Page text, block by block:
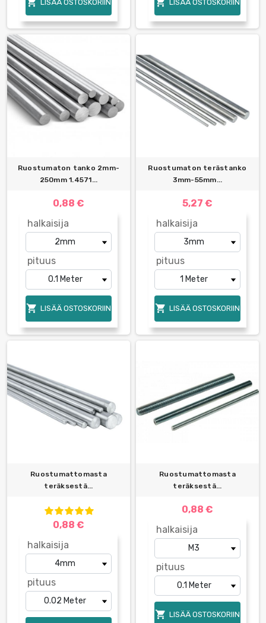
LISÄÄ OSTOSKORIIN LISÄÄ OSTOSKORIIN
Ruostumaton tanko 2mm-
250mm 1.4571...
0,88 €
halkaisija
pituus
 LISÄÄ OSTOSKORIIN
Ruostumaton terästanko
3mm-55mm...
5,27 €
halkaisija
pituus
 LISÄÄ OSTOSKORIIN
Ruostumattomasta
teräksestä...
0,88 €
halkaisija
pituus
Ruostumattomasta
teräksestä...
0,88 €
halkaisija
pituus
 LISÄÄ OSTOSKORIIN